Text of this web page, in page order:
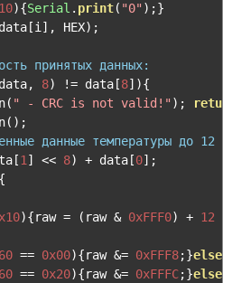
){Serial . print( "0");}
data [i ], HEX);
принятых данных:
data, 8) != data [8]){
( " - CRC is not valid!");
();
данные температуры
[1 ] << 8) + data [0];
){raw = ( raw & 0xFFF0) + 12
== 0x00){raw &= 0xFFF8;}else
== 0x20){raw &= 0xFFFC;}else